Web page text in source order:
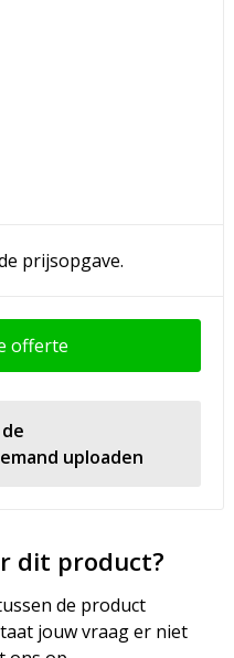
prijsopgave.
offerte
uploaden
dit product?
de product
jouw vraag er niet